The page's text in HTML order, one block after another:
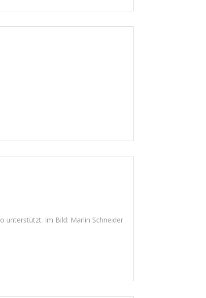
unterstützt. Im Bild: Marlin Schneider